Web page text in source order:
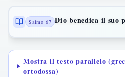
Salmo 67
Mostra il testo parallelo
ortodossa)